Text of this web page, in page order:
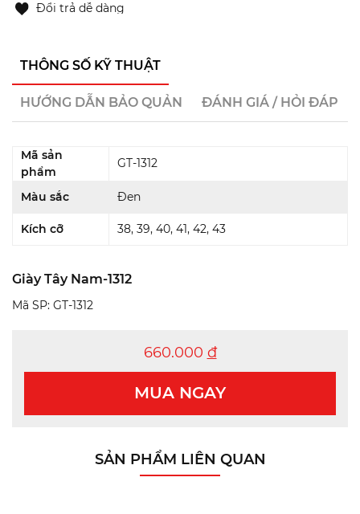
Đổi trả dễ dàng
THÔNG SỐ KỸ THUẬT
HƯỚNG DẪN BẢO QUẢN ĐÁNH GIÁ / HỎI ĐÁP
Mã sản
phẩm
GT-1312
Màu sắc Đen
Kích cỡ 38, 39, 40, 41, 42, 43
Giày Tây Nam-1312
Mã SP: GT-1312
660.000 đ
MUA NGAY
SẢN PHẨM LIÊN QUAN